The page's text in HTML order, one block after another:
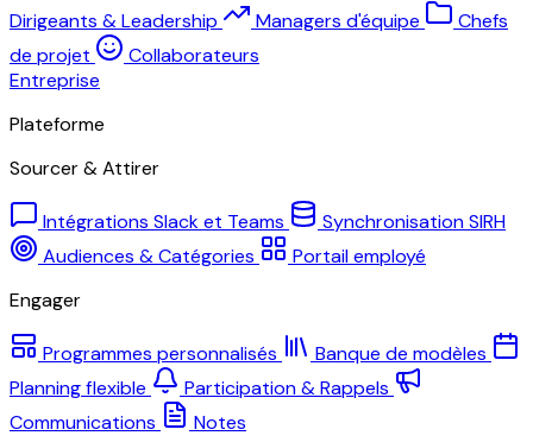
Dirigeants & Leadership
Managers d'équipe
Chefs
de projet
Collaborateurs
Entreprise
Plateforme
Sourcer & Attirer
Intégrations Slack et Teams
Synchronisation SIRH
Audiences & Catégories
Portail employé
Engager
Programmes personnalisés
Banque de modèles
Planning flexible
Participation & Rappels
Communications
Notes